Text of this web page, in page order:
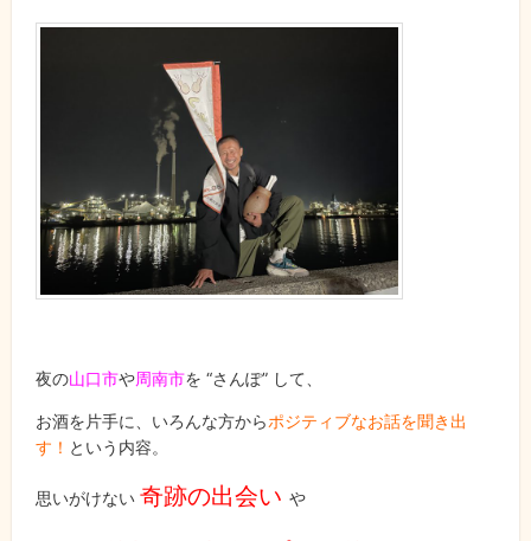
夜の山口市や周南市を “さんぽ” して、
お酒を片手に、いろんな方からポジティブなお話を聞き出
す！ という内容。
思いがけない 奇跡の出会い や